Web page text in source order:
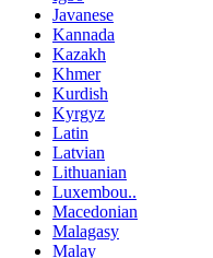
Javanese
Kannada
Kazakh
Khmer
Kurdish
Kyrgyz
Latin
Latvian
Lithuanian
Luxembou..
Macedonian
Malagasy
Malay